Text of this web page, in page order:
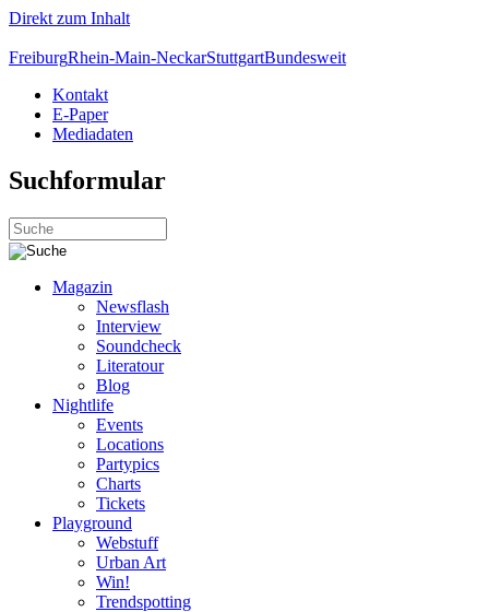
Direkt zum Inhalt
FreiburgRhein-Main-NeckarStuttgartBundesweit
Kontakt
E-Paper
Mediadaten
Suchformular
Magazin
Newsflash
Interview
Soundcheck
Literatour
Blog
Nightlife
Events
Locations
Partypics
Charts
Tickets
Playground
Webstuff
Urban Art
Win!
Trendspotting